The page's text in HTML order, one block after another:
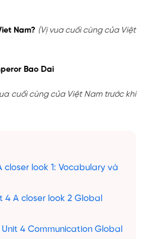
Nam? (Vị vua cuối cùng của Việt
Bao Dai
cuối cùng của Việt Nam trước khi
closer look 1: Vocabulary và
4 A closer look 2 Global
4 Communication Global